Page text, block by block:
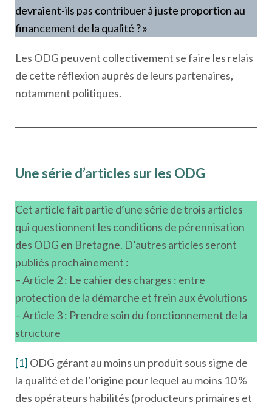
devraient-ils pas contribuer à juste proportion au
financement de la qualité ? »
Les ODG peuvent collectivement se faire les relais
de cette réflexion auprès de leurs partenaires,
notamment politiques.
Une série d’articles sur les ODG
Cet article fait partie d’une série de trois articles
qui questionnent les conditions de pérennisation
des ODG en Bretagne. D’autres articles seront
publiés prochainement :
– Article 2 : Le cahier des charges : entre
protection de la démarche et frein aux évolutions
– Article 3 : Prendre soin du fonctionnement de la
structure
[1] ODG gérant au moins un produit sous signe de
la qualité et de l’origine pour lequel au moins 10 %
des opérateurs habilités (producteurs primaires et